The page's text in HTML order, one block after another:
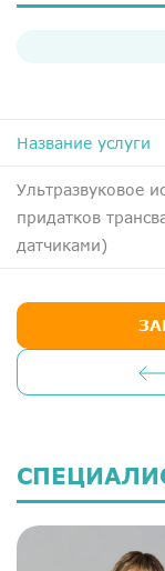
Название услуги
Ультразвуковое
придатков
датчиками)